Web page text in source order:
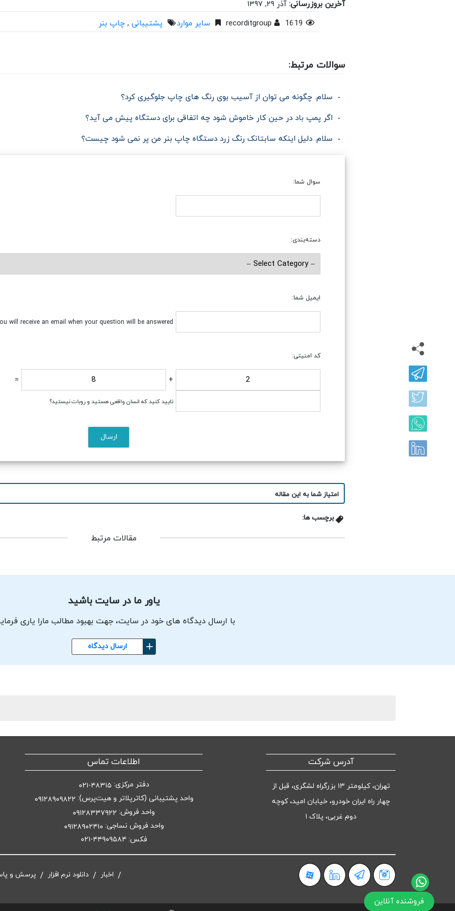
آخرین بروزرسانی:آذر ۲۹, ۱۳۹۷
1619
recorditgroup سایر موارد پشتیبانی, چاپ بنر
سوالات مرتبط:
سلام. چگونه می توان از آسیب بوی رنگ های چاپ جلوگیری کرد؟
اگر پمپ باد در حین کار خاموش شود چه اتفاقی برای دستگاه پیش می آید؟
سلام. دلیل اینکه سابتانک رنگ زرد دستگاه چاپ بنر من پر نمی شود چیست؟
سوال شما:
دسته‌بندی:
ایمیل شما:
will receive an email when your question will be answered.
کد امنیتی:
+
=
تایید کنید که انسان واقعی هستید و روبات نیستید؟
امتیاز شما به این مقاله
برچسب ها:
مقالات مرتبط
یاور ما در سایت باشید
با ارسال دیدگاه های خود در سایت، جهت بهبود مطالب مارا یاری
ارسال دیدگاه
آدرس شرکت
تهران، کیلومتر ۱۳ بزرگراه لشگری، قبل از
چهار راه ایران خودرو، خیابان امید، کوچه
دوم غربی، پلاک ۱
اطلاعات تماس
دفتر مرکزی: ۴۸۳۱۵-۰۲۱
واحد پشتیبانی (کاترپلاتر و هیت‌پرس): ۰۹۱۲۸۹۰۹۸۲۲
واحد فروش: ۰۹۱۲۸۳۳۷۹۲۲
واحد فروش نساجی: ۰۹۱۲۸۹۰۲۴۱۰
فکس: ۴۴۹۰۹۵۸۴-۰۲۱
پرسش و دانلود نرم افزار اخبار
فروشنده آنلاین